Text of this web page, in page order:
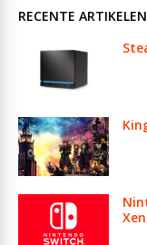
RECENTE ARTIKELEN